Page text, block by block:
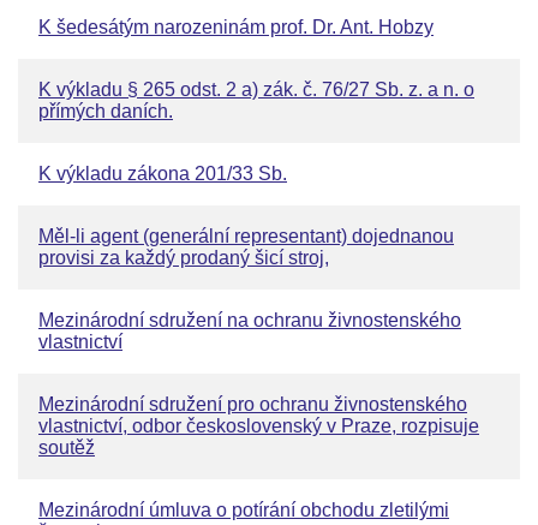
K šedesátým narozeninám prof. Dr. Ant. Hobzy
K výkladu § 265 odst. 2 a) zák. č. 76/27 Sb. z. a n. o
přímých daních.
K výkladu zákona 201/33 Sb.
Měl-li agent (generální representant) dojednanou
provisi za každý prodaný šicí stroj,
Mezinárodní sdružení na ochranu živnostenského
vlastnictví
Mezinárodní sdružení pro ochranu živnostenského
vlastnictví, odbor československý v Praze, rozpisuje
soutěž
Mezinárodní úmluva o potírání obchodu zletilými